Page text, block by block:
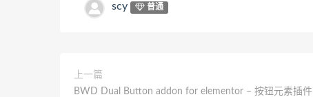
scy 普通
上一篇
BWD Dual Button addon for elementor – 按钮元素插件